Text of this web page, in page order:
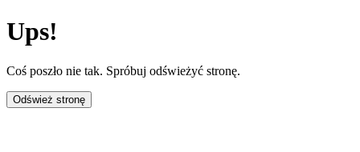
Ups!
Coś poszło nie tak. Spróbuj odświeżyć stronę.
Odśwież stronę